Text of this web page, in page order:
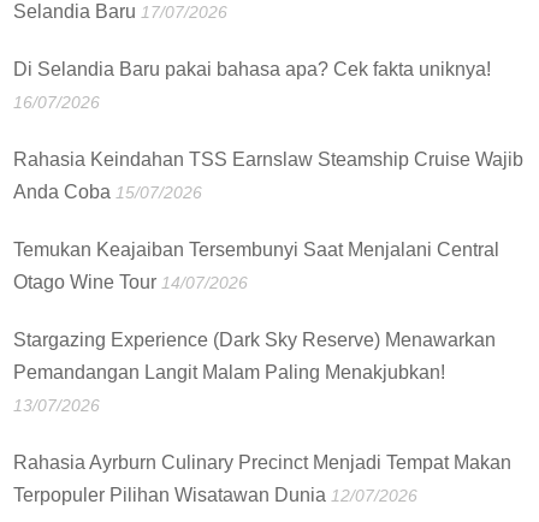
Selandia Baru 17/07/2026
Di Selandia Baru pakai bahasa apa? Cek fakta uniknya!
16/07/2026
Rahasia Keindahan TSS Earnslaw Steamship Cruise Wajib
Anda Coba 15/07/2026
Temukan Keajaiban Tersembunyi Saat Menjalani Central
Otago Wine Tour 14/07/2026
Stargazing Experience (Dark Sky Reserve) Menawarkan
Pemandangan Langit Malam Paling Menakjubkan!
13/07/2026
Rahasia Ayrburn Culinary Precinct Menjadi Tempat Makan
Terpopuler Pilihan Wisatawan Dunia 12/07/2026